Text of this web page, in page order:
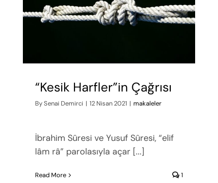
“Kesik Harfler”in Çağrısı
BySenai Demirci | 12 Nisan 2021 | makaleler
İbrahim Sûresi ve Yusuf Sûresi, “elif
lâm râ” parolasıyla açar [...]
Read More 1